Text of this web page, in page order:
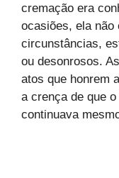
cremação era
ocasiões, ela não
circunstâncias,
ou desonrosos.
atos que honrem
a crença de que
continuava